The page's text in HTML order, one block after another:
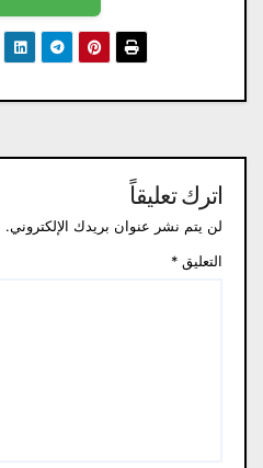
اترك تعليقاً
لن يتم نشر عنوان بريدك الإلكتروني.
التعليق *